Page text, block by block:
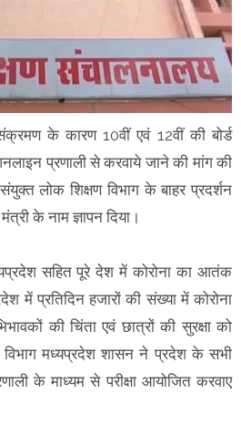
के कारण 10वीं एवं 12वीं की बोर्ड
प्रणाली से करवाये जाने की मांग की
लोक शिक्षण विभाग के बाहर प्रदर्शन
के नाम ज्ञापन दिया।
सहित पूरे देश में कोरोना का आतंक
में प्रतिदिन हजारों की संख्या में कोरोना
की चिंता एवं छात्रों की सुरक्षा को
विभाग मध्यप्रदेश शासन ने प्रदेश के सभी
के माध्यम से परीक्षा आयोजित करवाए